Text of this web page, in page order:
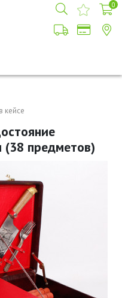
0
кейсе
(38 предметов)